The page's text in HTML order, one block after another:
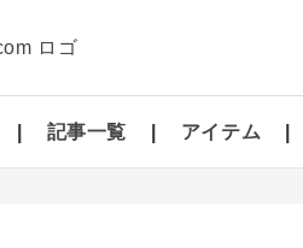
記事一覧 アイテム